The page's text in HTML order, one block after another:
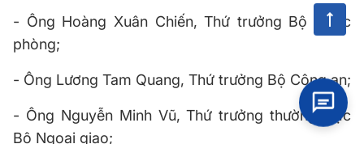
- Ông Hoàng Xuân Chiến, Thứ trưởng Bộ Quốc
phòng;
- Ông Lương Tam Quang, Thứ trưởng Bộ Công an;
- Ông Nguyễn Minh Vũ, Thứ trưởng thường trực
Bộ Ngoại giao;